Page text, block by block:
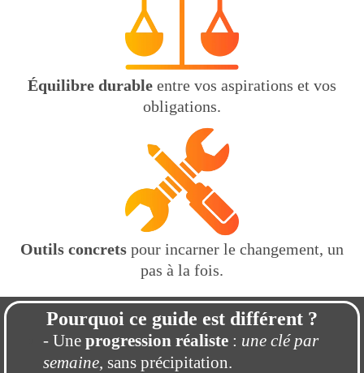
Équilibre durable entre vos aspirations et vos
obligations.
Outils concrets pour incarner le changement, un
pas à la fois.
Pourquoi ce guide est différent ?
- Une progression réaliste : une clé par
semaine, sans précipitation.